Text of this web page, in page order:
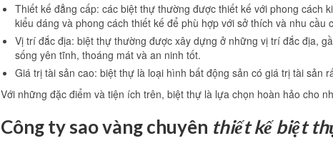
Thiết kế đẳng cấp: các biệt thự thường được thiết kế với phong cách
kiểu dáng và phong cách thiết kế để phù hợp với sở thích và nhu cầu
Vị trí đắc địa: biệt thự thường được xây dựng ở những vị trí đắc địa,
sống yên tĩnh, thoáng mát và an ninh tốt.
Giá trị tài sản cao: biệt thự là loại hình bất động sản có giá trị tài
Với những đặc điểm và tiện ích trên, biệt thự là lựa chọn hoàn hảo cho
Công ty sao vàng chuyên thiết kế biệt